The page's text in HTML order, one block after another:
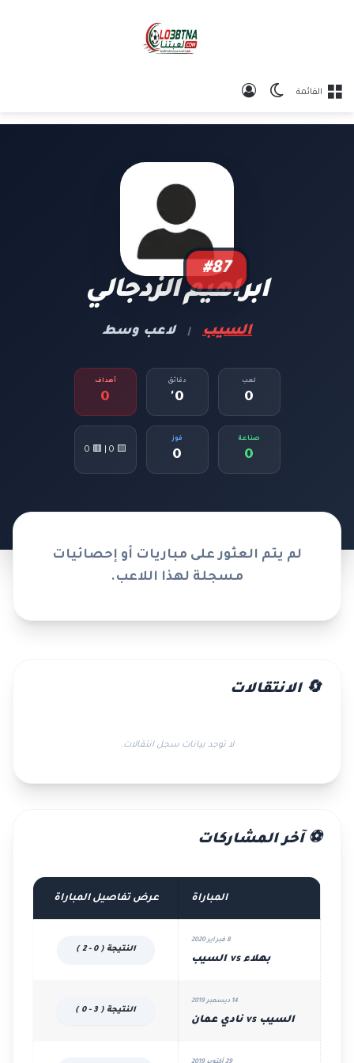
القائمة الوضع المظلم
#87
ابراهيم الزدجالي
السيب | لاعب وسط
لعب
0
دقائق
0'
أهداف
0
صناعة
0
فوز
0
🟨 0 | 🟥 0
لم يتم العثور على مباريات أو إحصائيات
مسجلة لهذا اللاعب.
🔄 الانتقالات
لا توجد بيانات سجل انتقالات.
⚽ آخر المشاركات
المباراة عرض تفاصيل المباراة
8 فبراير 2020
بهلاء vs السيب
النتيجة ( 0 - 2 )
14 ديسمبر 2019
السيب vs نادي عمان
النتيجة ( 3 - 0 )